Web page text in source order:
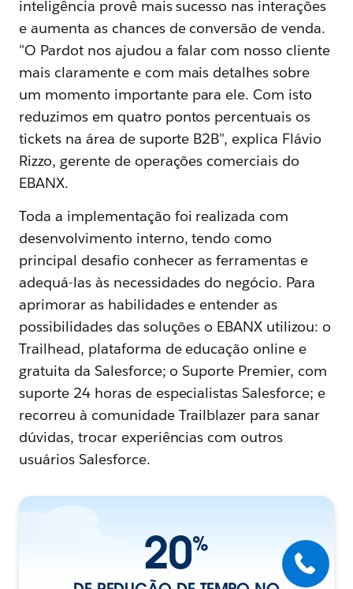
inteligência provê mais sucesso nas interações
e aumenta as chances de conversão de venda.
"O Pardot nos ajudou a falar com nosso cliente
mais claramente e com mais detalhes sobre
um momento importante para ele. Com isto
reduzimos em quatro pontos percentuais os
tickets na área de suporte B2B", explica Flávio
Rizzo, gerente de operações comerciais do
EBANX.
Toda a implementação foi realizada com
desenvolvimento interno, tendo como
principal desafio conhecer as ferramentas e
adequá-las às necessidades do negócio. Para
aprimorar as habilidades e entender as
possibilidades das soluções o EBANX utilizou: o
Trailhead, plataforma de educação online e
gratuita da Salesforce; o Suporte Premier, com
suporte 24 horas de especialistas Salesforce; e
recorreu à comunidade Trailblazer para sanar
dúvidas, trocar experiências com outros
usuários Salesforce.
20%